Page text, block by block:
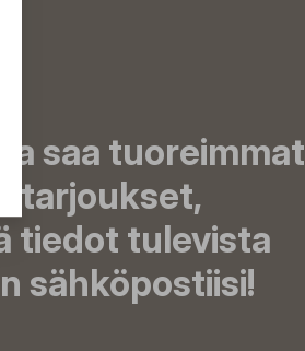
ja saa tuoreimmat
tarjoukset,
tiedot tulevista
sähköpostiisi!